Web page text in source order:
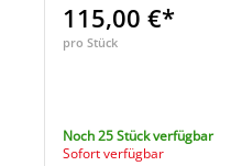
115,00 €*
pro Stück
Noch 25 Stück verfügbar
Sofort verfügbar